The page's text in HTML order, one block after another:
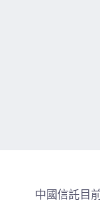
中國信託目